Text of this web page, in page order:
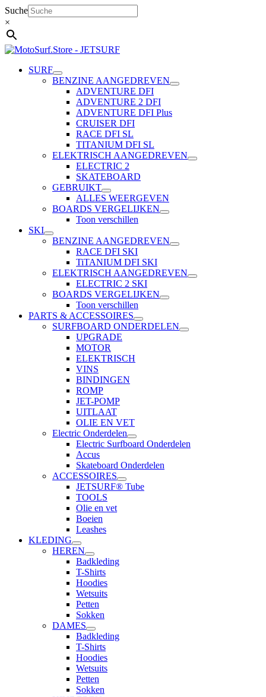
Ga
naar
de
inhoud
Suche
×
SURF
BENZINE AANGEDREVEN
ADVENTURE DFI
ADVENTURE 2 DFI
ADVENTURE DFI Plus
CRUISER DFI
RACE DFI SL
TITANIUM DFI SL
ELEKTRISCH AANGEDREVEN
ELECTRIC 2
SKATEBOARD
GEBRUIKT
ALLES WEERGEVEN
BOARDS VERGELIJKEN
Toon verschillen
SKI
BENZINE AANGEDREVEN
RACE DFI SKI
TiTANIUM DFI SKI
ELEKTRISCH AANGEDREVEN
ELECTRIC 2 SKI
BOARDS VERGELIJKEN
Toon verschillen
PARTS & ACCESSOIRES
SURFBOARD ONDERDELEN
UPGRADE
MOTOR
ELEKTRISCH
VINS
BINDINGEN
ROMP
JET-POMP
UITLAAT
OLIE EN VET
Electric Onderdelen
Electric Surfboard Onderdelen
Accus
Skateboard Onderdelen
ACCESSOIRES
JETSURF® Tube
TOOLS
Olie en vet
Boeien
Leashes
KLEDING
HEREN
Badkleding
T-Shirts
Hoodies
Wetsuits
Petten
Sokken
DAMES
Badkleding
T-Shirts
Hoodies
Wetsuits
Petten
Sokken